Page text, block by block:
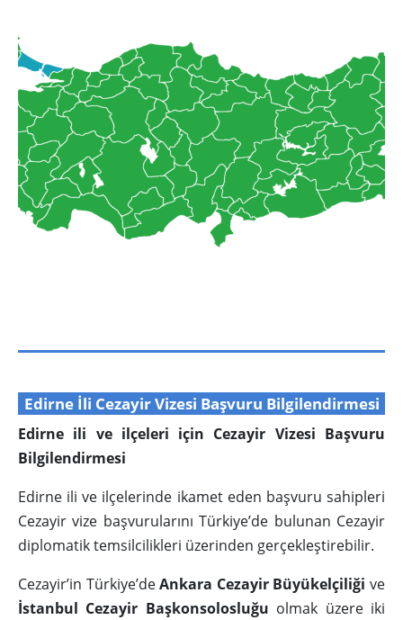
Edirne İli Cezayir Vizesi Başvuru Bilgilendirmesi
Edirne ili ve ilçeleri için Cezayir Vizesi Başvuru
Bilgilendirmesi
Edirne ili ve ilçelerinde ikamet eden başvuru sahipleri
Cezayir vize başvurularını Türkiye’de bulunan Cezayir
diplomatik temsilcilikleri üzerinden gerçekleştirebilir.
Cezayir’in Türkiye’deAnkara Cezayir Büyükelçiliği ve
İstanbul Cezayir Başkonsolosluğu olmak üzere iki